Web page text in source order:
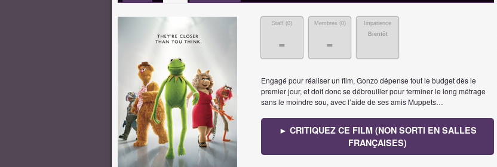
Staff (0)
-
Membres (0)
-
Impatience
Bientôt
Engagé pour réaliser un film, Gonzo dépense tout le budget dès le
premier jour, et doit donc se débrouiller pour terminer le long métrage
sans le moindre sou, avec l’aide de ses amis Muppets…
► CRITIQUEZ CE FILM (NON SORTI EN SALLES
FRANÇAISES)